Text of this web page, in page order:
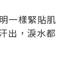
一樣緊貼肌
出，淚水都